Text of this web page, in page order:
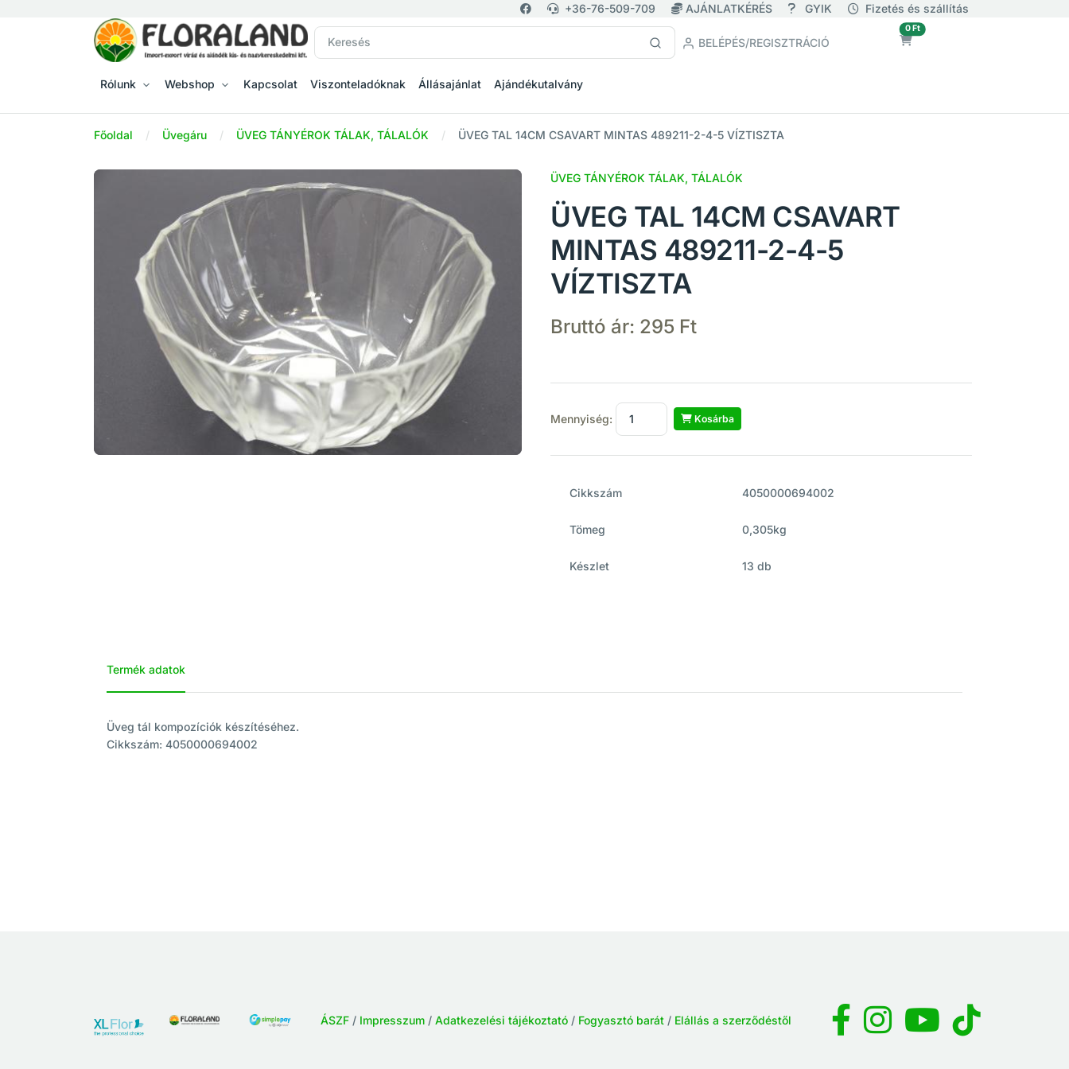
+36-76-509-709 AJÁNLATKÉRÉS GYIK Fizetés és szállítás
BELÉPÉS/REGISZTRÁCIÓ
0 Ftüres
Rólunk Webshop Kapcsolat Viszonteladóknak Állásajánlat Ajándékutalvány
Főoldal Üvegáru ÜVEG TÁNYÉROK TÁLAK, TÁLALÓK ÜVEG TAL 14CM CSAVART MINTAS 489211-2-4-5 VÍZTISZTA
ÜVEG TÁNYÉROK TÁLAK, TÁLALÓK
ÜVEG TAL 14CM CSAVART
MINTAS 489211-2-4-5
VÍZTISZTA
Bruttó ár: 295 Ft
Mennyiség: Kosárba
Cikkszám 4050000694002
Tömeg 0,305kg
Készlet 13 db
Termék adatok
Üveg tál kompozíciók készítéséhez.
Cikkszám: 4050000694002
ÁSZF / Impresszum / Adatkezelési tájékoztató / Fogyasztó barát / Elállás a szerződéstől